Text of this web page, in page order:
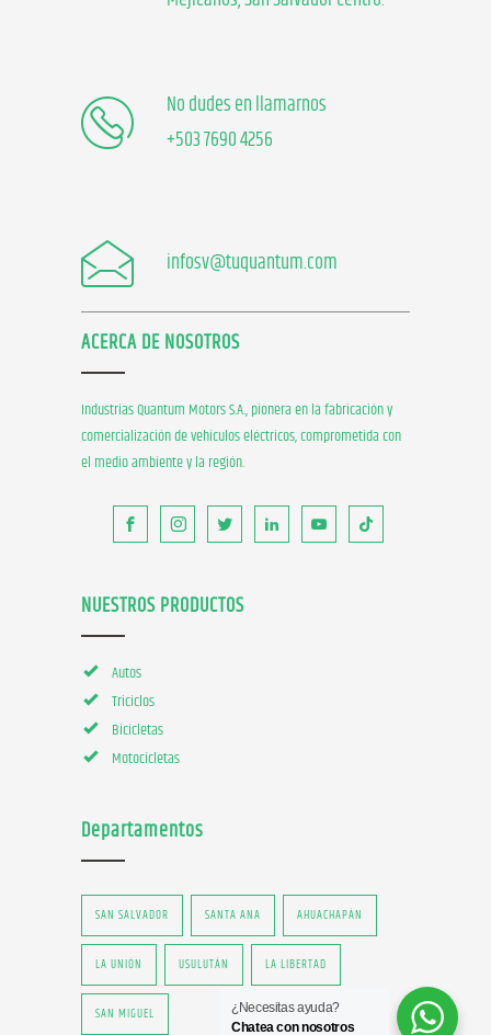
No dudes en llamarnos
+503 7690 4256
infosv@tuquantum.com
ACERCA DE NOSOTROS
Industrias Quantum Motors S.A., pionera en la fabricación y
comercialización de vehículos eléctricos, comprometida con
el medio ambiente y la región.
NUESTROS PRODUCTOS
Autos
Triciclos
Bicicletas
Motocicletas
Departamentos
SAN SALVADOR SANTA ANA AHUACHAPÁN
LA UNIÓN USULUTÁN LA LIBERTAD
SAN MIGUEL
¿Necesitas ayuda?
Chatea con nosotros